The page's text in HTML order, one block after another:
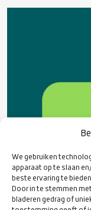
We gebruiken
apparaat op te slaan
beste ervaring te
Door in te stemmen
bladeren gedrag of